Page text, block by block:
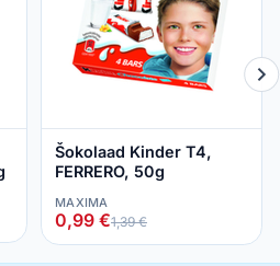
Šokolaad Kinder T4,
FERRERO, 50g
MAXIMA
0,99 €1,39 €